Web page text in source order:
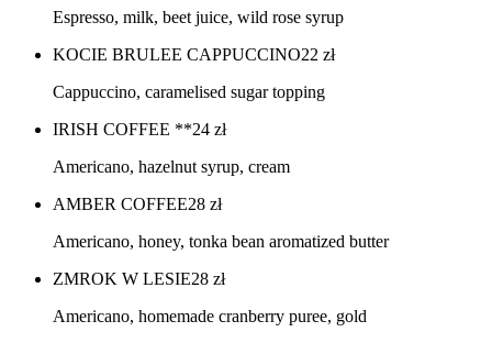
Espresso, milk, beet juice, wild rose syrup
KOCIE BRULEE CAPPUCCINO22 zł
Cappuccino, caramelised sugar topping
IRISH COFFEE **24 zł
Americano, hazelnut syrup, cream
AMBER COFFEE28 zł
Americano, honey, tonka bean aromatized butter
ZMROK W LESIE28 zł
Americano, homemade cranberry puree, gold